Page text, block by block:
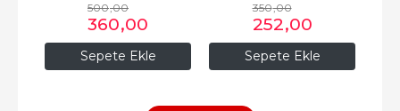
Sepete Ekle
500,00
360,00
Sepete Ekle
350,00
252,00